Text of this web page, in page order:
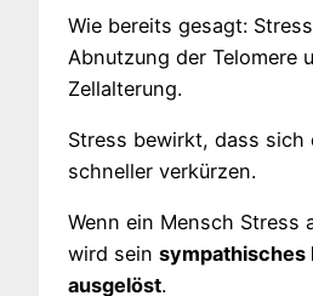
Wie bereits gesagt:
Abnutzung der Telomere
Zellalterung.
Stress bewirkt, dass sich
schneller verkürzen.
Wenn ein Mensch Stress
wird sein sympathisches
ausgelöst.